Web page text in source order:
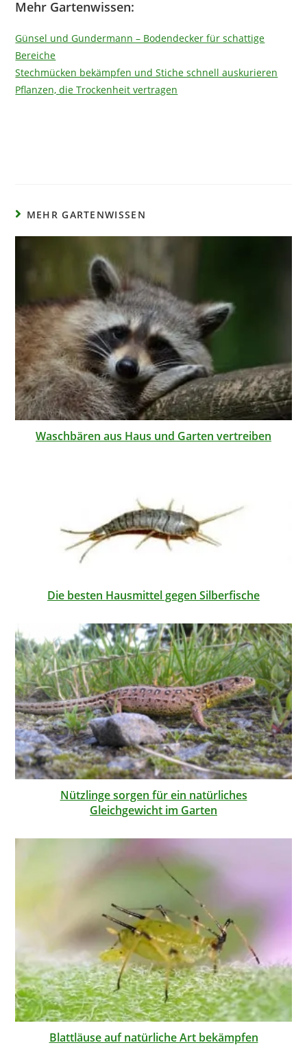
Mehr Gartenwissen:
Günsel und Gundermann – Bodendecker für schattige
Bereiche
Stechmücken bekämpfen und Stiche schnell auskurieren
Pflanzen, die Trockenheit vertragen
MEHR GARTENWISSEN
Waschbären aus Haus und Garten vertreiben
Die besten Hausmittel gegen Silberfische
Nützlinge sorgen für ein natürliches
Gleichgewicht im Garten
Blattläuse auf natürliche Art bekämpfen